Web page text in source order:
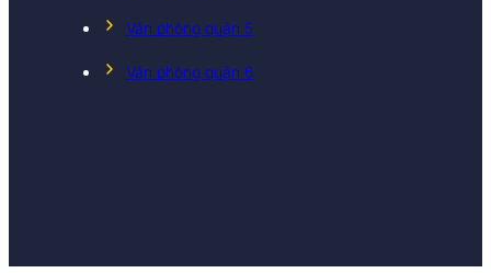
Văn phòng quận 5
Văn phòng quận 6